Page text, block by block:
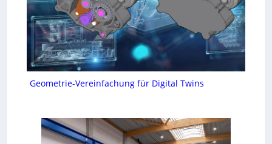
Geometrie-Vereinfachung für Digital Twins